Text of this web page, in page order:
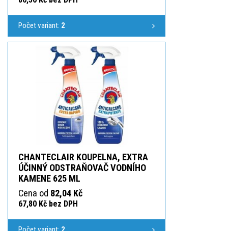
Počet variant: 2
CHANTECLAIR KOUPELNA, EXTRA
ÚČINNÝ ODSTRAŇOVAČ VODNÍHO
KAMENE 625 ML
Cena od 82,04 Kč
67,80 Kč bez DPH